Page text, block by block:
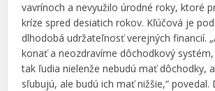
vavrínoch a nevyužilo úrodné roky, ktoré
kríze spred desiatich rokov. Kľúčová je
dlhodobá udržateľnosť verejných financií.
konať a neozdravíme dôchodkový systém,
tak ľudia nielenže nebudú mať dôchodky,
sľubujú, ale budú ich mať nižšie,“